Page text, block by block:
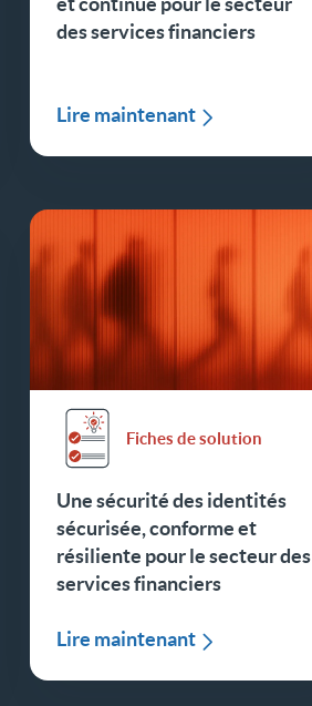
des services financiers
Lire maintenant
Fiches de solution
Une sécurité des identités
sécurisée, conforme et
résiliente pour le secteur des
services financiers
Lire maintenant